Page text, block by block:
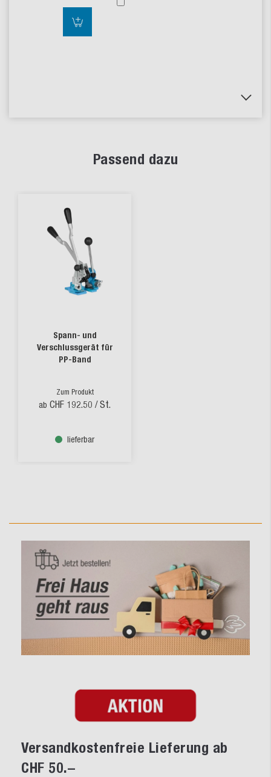
Passend dazu
Spann- und
Verschlussgerät für
PP-Band
Zum Produkt
ab CHF 192.50 / St.
lieferbar
Versandkostenfreie Lieferung ab
CHF 50.–